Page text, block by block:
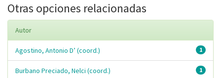
Otras opciones relacionadas
Autor
1
Agostino, Antonio D’ (coord.)
1
Burbano Preciado, Nelci (coord.)